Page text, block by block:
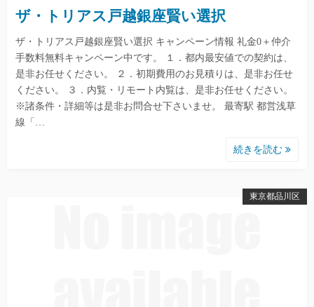
ザ・トリアス戸越銀座賢い選択
ザ・トリアス戸越銀座賢い選択 キャンペーン情報 礼金0＋仲介
手数料無料キャンペーン中です。 １．都内最安値での契約は、
是非お任せください。 ２．初期費用のお見積りは、是非お任せ
ください。 ３．内覧・リモート内覧は、是非お任せください。
※諸条件・詳細等は是非お問合せ下さいませ。 最寄駅 都営浅草
線「…
続きを読む
東京都品川区